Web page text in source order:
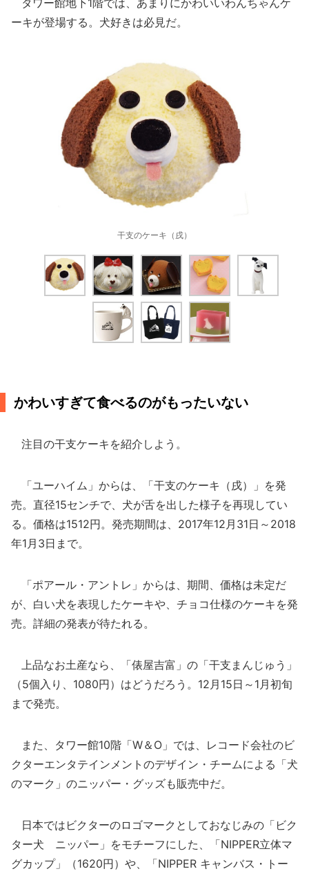
タワー館地下1階では、あまりにかわいいわんちゃんケ
ーキが登場する。犬好きは必見だ。
干支のケーキ（戌）
かわいすぎて食べるのがもったいない
注目の干支ケーキを紹介しよう。
「ユーハイム」からは、「干支のケーキ（戌）」を発
売。直径15センチで、犬が舌を出した様子を再現してい
る。価格は1512円。発売期間は、2017年12月31日～2018
年1月3日まで。
「ポアール・アントレ」からは、期間、価格は未定だ
が、白い犬を表現したケーキや、チョコ仕様のケーキを発
売。詳細の発表が待たれる。
上品なお土産なら、「俵屋吉富」の「干支まんじゅう」
（5個入り、1080円）はどうだろう。12月15日～1月初旬
まで発売。
また、タワー館10階「W＆O」では、レコード会社のビ
クターエンタテインメントのデザイン・チームによる「犬
のマーク」のニッパー・グッズも販売中だ。
日本ではビクターのロゴマークとしておなじみの「ビク
ター犬 ニッパー」をモチーフにした、「NIPPER立体マ
グカップ」（1620円）や、「NIPPER キャンバス・トー